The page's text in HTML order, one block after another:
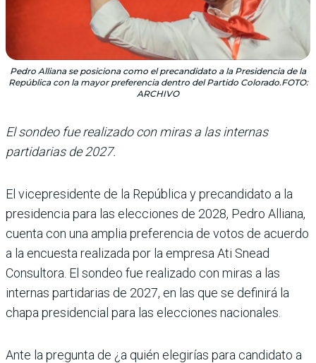
Pedro Alliana se posiciona como el precandidato a la Presidencia de la
República con la mayor preferencia dentro del Partido Colorado.FOTO:
ARCHIVO
El sondeo fue realizado con miras a las internas
partidarias de 2027.
El vicepresidente de la Repú­blica y precandidato a la
pre­sidencia para las elecciones de 2028, Pedro Alliana,
cuenta con una amplia preferencia de votos de acuerdo
a la encuesta realizada por la empresa Ati Snead
Consultora. El sondeo fue realizado con miras a las
internas partidarias de 2027, en las que se definirá la
chapa presidencial para las eleccio­nes nacionales.
Ante la pregunta de ¿a quién elegirías para candidato a